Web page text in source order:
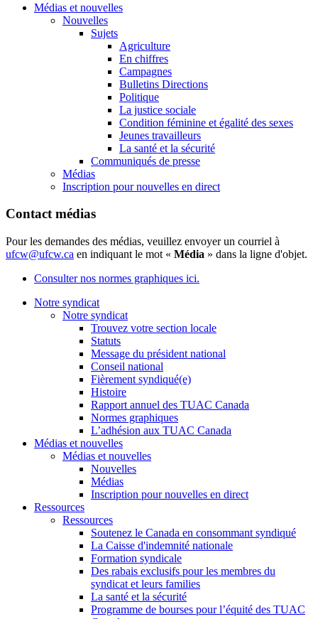
Médias et nouvelles
Nouvelles
Sujets
Agriculture
En chiffres
Campagnes
Bulletins Directions
Politique
La justice sociale
Condition féminine et égalité des sexes
Jeunes travailleurs
La santé et la sécurité
Communiqués de presse
Médias
Inscription pour nouvelles en direct
Contact médias
Pour les demandes des médias, veuillez envoyer un courriel à
ufcw@ufcw.ca en indiquant le mot « Média » dans la ligne d'objet.
Consulter nos normes graphiques ici.
Notre syndicat
Notre syndicat
Trouvez votre section locale
Statuts
Message du président national
Conseil national
Fièrement syndiqué(e)
Histoire
Rapport annuel des TUAC Canada
Normes graphiques
L’adhésion aux TUAC Canada
Médias et nouvelles
Médias et nouvelles
Nouvelles
Médias
Inscription pour nouvelles en direct
Ressources
Ressources
Soutenez le Canada en consommant syndiqué
La Caisse d'indemnité nationale
Formation syndicale
Des rabais exclusifs pour les membres du
syndicat et leurs families
La santé et la sécurité
Programme de bourses pour l’équité des TUAC